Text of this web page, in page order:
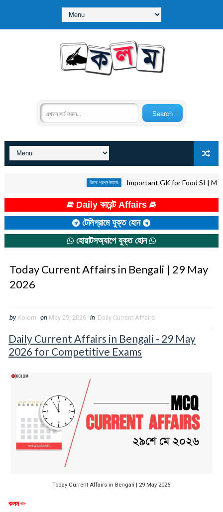
জিকে প্রশ্ন উত্তর Important GK for Food SI |
Daily কারেন্ট Affairs
টেলিগ্রামে যুক্ত হোন
হোয়াটসঅ্যাপে যুক্ত হোন
Today Current Affairs in Bengali | 29 May
2026
by Kolom on May 29, 2026 in Daily Current Affairs
Daily Current Affairs in Bengali - 29 May
2026 for Competitive Exams
Today Current Affairs in Bengali | 29 May 2026
কলম✏